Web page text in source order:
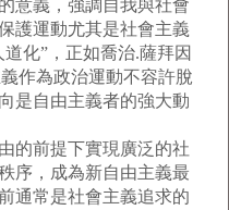
意義，強調自我與社會
護運動尤其是社會主義
化”，正如喬治.薩拜因
義作為政治運動不容許脫
是自由主義者的強大動
的前提下實現廣泛的社
序，成為新自由主義最
通常是社會主義追求的